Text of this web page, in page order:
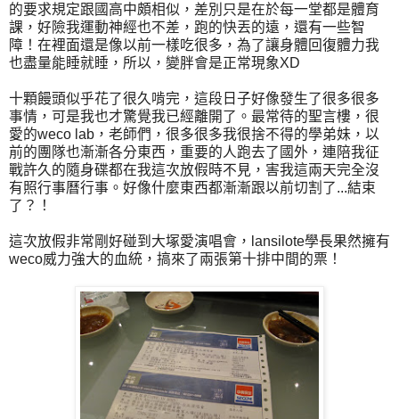
的要求規定跟國高中頗相似，差別只是在於每一堂都是體育
課，好險我運動神經也不差，跑的快丟的遠，還有一些智
障！在裡面還是像以前一樣吃很多，為了讓身體回復體力我
也盡量能睡就睡，所以，變胖會是正常現象XD
十顆饅頭似乎花了很久啃完，這段日子好像發生了很多很多
事情，可是我也才驚覺我已經離開了。最常待的聖言樓，很
愛的weco lab，老師們，很多很多我很捨不得的學弟妹，以
前的團隊也漸漸各分東西，重要的人跑去了國外，連陪我征
戰許久的隨身碟都在我這次放假時不見，害我這兩天完全沒
有照行事曆行事。好像什麼東西都漸漸跟以前切割了...結束
了？！
這次放假非常剛好碰到大塚愛演唱會，lansilote學長果然擁有
weco威力強大的血統，搞來了兩張第十排中間的票！